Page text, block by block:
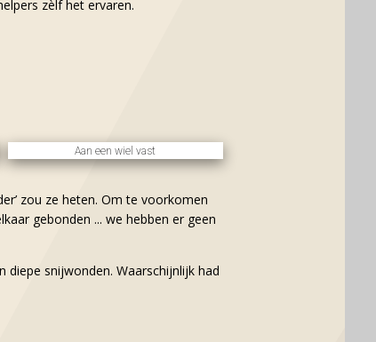
zèlf het ervaren.
Aan een wiel vast
zou ze heten. Om te voorkomen
gebonden ... we hebben er geen
snijwonden. Waarschijnlijk had